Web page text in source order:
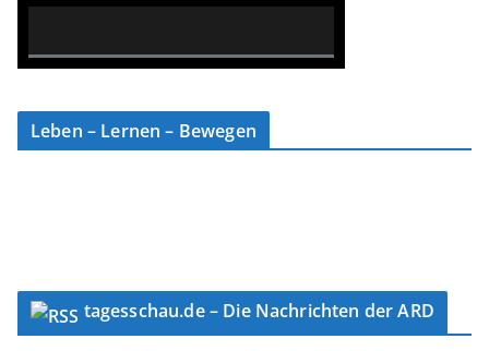
0% Complete
Leben – Lernen – Bewegen
tagesschau.de – Die Nachrichten der ARD